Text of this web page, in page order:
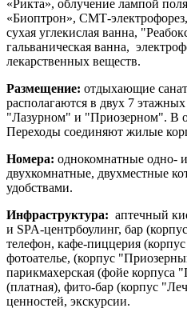
«Рикта», облучение лампой
«Биоптрон», СМТ-
сухая углекислая ванна,
гальваническая ванна,
лекарственных веществ.
Размещение: отдыхающие
располагаются в двух 7
"Лазурном" и "Приозерном". В
Переходы соединяют жилые
Номера: однокомнатные одно-
двухкомнатные, двухместные
удобствами.
Инфраструктура: аптечный
и SPA-центрбоулинг, бар
телефон, кафе-пиццерия
фотоателье, (корпус
парикмахерская (фойе корпуса
(платная), фито-бар (корпус
ценностей, экскурсии.